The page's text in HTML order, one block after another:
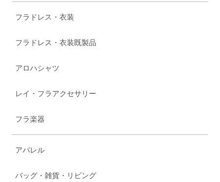
フラドレス・衣装
フラドレス・衣装既製品
アロハシャツ
レイ・フラアクセサリー
フラ楽器
アパレル
バッグ・雑貨・リビング